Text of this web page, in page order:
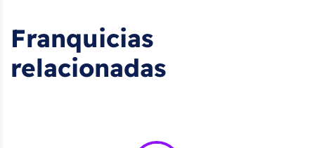
Franquicias
relacionadas